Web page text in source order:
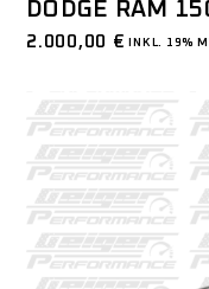
DODGE RAM
2.000,00 € INKL. 19%